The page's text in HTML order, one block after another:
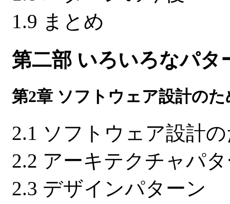
1.9 まとめ
第二部 いろいろなパタ
第2章 ソフトウェア設計の
2.1 ソフトウェア設計
2.2 アーキテクチャパ
2.3 デザインパターン